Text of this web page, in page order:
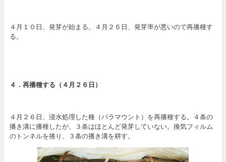
４月１０日、発芽が始まる。４月２６日、発芽率が悪いので再播種す
る。
４．再播種する（４月２６日）
４月２６日、浸水処理した種（パラマウント）を再播種する。４条の
播き溝に播種したが、３条はほとんど発芽していない。換気フィルム
のトンネルを捲り、３条の播き溝を耕す。